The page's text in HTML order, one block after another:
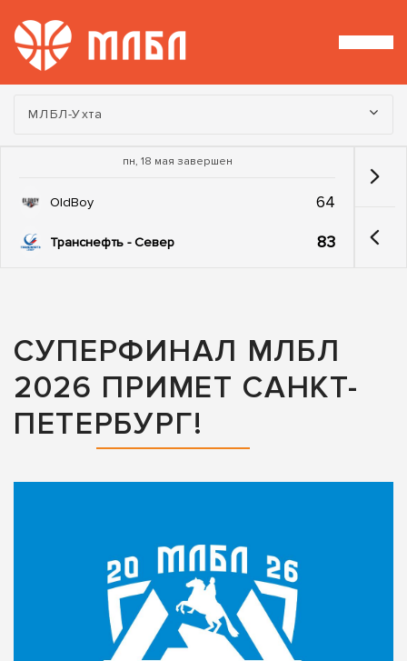
Турнир:
МЛБЛ-Ухта
пн, 18 мая завершен
OldBoy 64
Транснефть - Север 83
СУПЕРФИНАЛ МЛБЛ
2026 ПРИМЕТ САНКТ-
ПЕТЕРБУРГ!